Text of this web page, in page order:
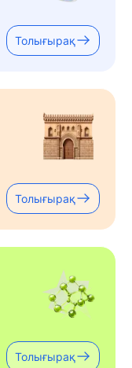
Толығырақ
Толығырақ
Толығырақ